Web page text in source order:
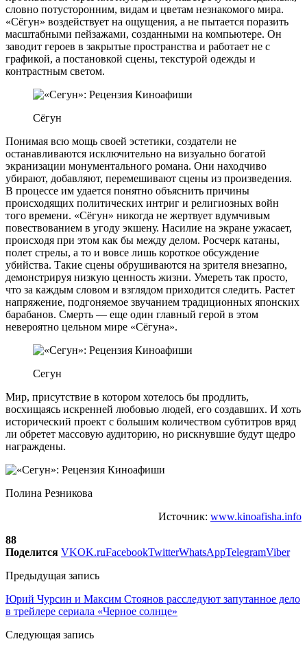
словно потусторонним, видам и цветам незнакомого мира.
«Сёгун» воздействует на ощущения, а не пытается поразить
масштабными пейзажами, созданными на компьютере. Он
заводит героев в закрытые пространства и работает не с
графикой, а постановкой сцены, текстурой одежды и
контрастным светом.
Сёгун
Понимая всю мощь своей эстетики, создатели не
останавливаются исключительно на визуально богатой
экранизации монументального романа. Они находчиво
убирают, добавляют, перемешивают сцены из произведения.
В процессе им удается понятно объяснить причины
происходящих политических интриг и религиозных войн
того времени. «Сёгун» никогда не жертвует вдумчивым
повествованием в угоду экшену. Насилие на экране ужасает,
происходя при этом как бы между делом. Росчерк катаны,
полет стрелы, а то и вовсе лишь короткое обсуждение
убийства. Такие сцены обрушиваются на зрителя внезапно,
демонстрируя низкую ценность жизни. Умереть так просто,
что за каждым словом и взглядом приходится следить. Растет
напряжение, подгоняемое звучанием традиционных японских
барабанов. Смерть — еще один главный герой в этом
невероятно цельном мире «Сёгуна».
Сегун
Мир, присутствие в котором хотелось бы продлить,
восхищаясь искренней любовью людей, его создавших. И хоть
исторический проект с большим количеством субтитров вряд
ли обретет массовую аудиторию, но рискнувшие будут щедро
награждены.
Полина Резникова
Источник: www.kinoafisha.info
88
Поделится VKOK.ruFacebookTwitterWhatsAppTelegramViber
Предыдущая запись
Юрий Чурсин и Максим Стоянов расследуют запутанное дело
в трейлере сериала «Черное солнце»
Следующая запись